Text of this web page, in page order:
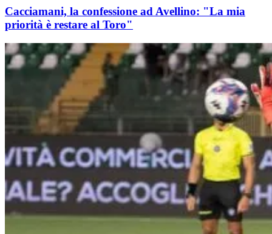
Cacciamani, la confessione ad Avellino: "La mia
priorità è restare al Toro"